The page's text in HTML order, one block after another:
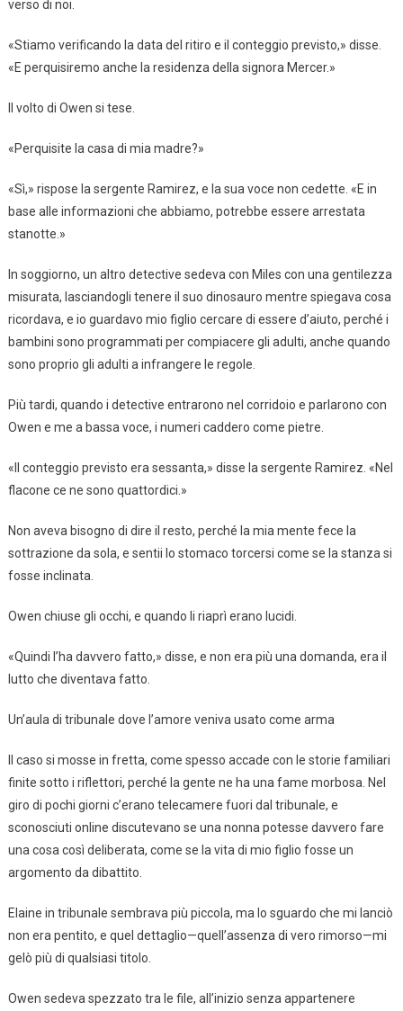
verso di noi.
«Stiamo verificando la data del ritiro e il conteggio previsto,» disse.
«E perquisiremo anche la residenza della signora Mercer.»
Il volto di Owen si tese.
«Perquisite la casa di mia madre?»
«Sì,» rispose la sergente Ramirez, e la sua voce non cedette. «E in
base alle informazioni che abbiamo, potrebbe essere arrestata
stanotte.»
In soggiorno, un altro detective sedeva con Miles con una gentilezza
misurata, lasciandogli tenere il suo dinosauro mentre spiegava cosa
ricordava, e io guardavo mio figlio cercare di essere d’aiuto, perché i
bambini sono programmati per compiacere gli adulti, anche quando
sono proprio gli adulti a infrangere le regole.
Più tardi, quando i detective entrarono nel corridoio e parlarono con
Owen e me a bassa voce, i numeri caddero come pietre.
«Il conteggio previsto era sessanta,» disse la sergente Ramirez. «Nel
flacone ce ne sono quattordici.»
Non aveva bisogno di dire il resto, perché la mia mente fece la
sottrazione da sola, e sentii lo stomaco torcersi come se la stanza si
fosse inclinata.
Owen chiuse gli occhi, e quando li riaprì erano lucidi.
«Quindi l’ha davvero fatto,» disse, e non era più una domanda, era il
lutto che diventava fatto.
Un’aula di tribunale dove l’amore veniva usato come arma
Il caso si mosse in fretta, come spesso accade con le storie familiari
finite sotto i riflettori, perché la gente ne ha una fame morbosa. Nel
giro di pochi giorni c’erano telecamere fuori dal tribunale, e
sconosciuti online discutevano se una nonna potesse davvero fare
una cosa così deliberata, come se la vita di mio figlio fosse un
argomento da dibattito.
Elaine in tribunale sembrava più piccola, ma lo sguardo che mi lanciò
non era pentito, e quel dettaglio—quell’assenza di vero rimorso—mi
gelò più di qualsiasi titolo.
Owen sedeva spezzato tra le file, all’inizio senza appartenere